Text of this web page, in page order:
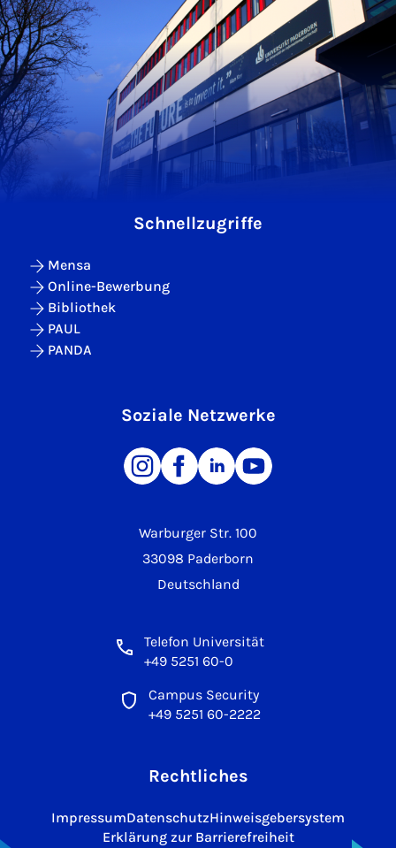
Warburger Str. 100
33098 Paderborn
Deutschland
Telefon Universität
+49 5251 60-0
Campus Security
+49 5251 60-2222
Schnellzugriffe
Mensa
Online-Bewerbung
Bibliothek
PAUL
PANDA
Soziale Netzwerke
Rechtliches
ImpressumDatenschutzHinweisgebersystem
Erklärung zur Barrierefreiheit